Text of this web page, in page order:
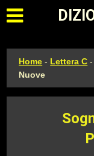
Apri il
Home - Lettera C
Nuove